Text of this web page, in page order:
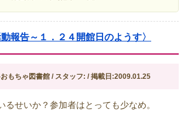
報告～１．２４開館日のようす〉
もちゃ図書館 / スタッフ: / 掲載日:2009.01.25
るせいか？参加者はとっても少なめ。